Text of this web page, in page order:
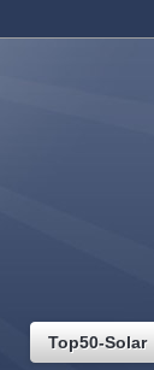
Top50-Solar